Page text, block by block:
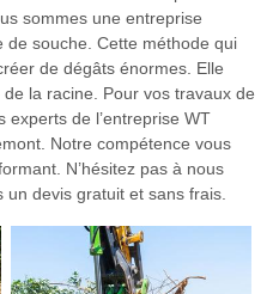
sommes une entreprise
de souche. Cette méthode qui
de dégâts énormes. Elle
la racine. Pour vos travaux de
experts de l’entreprise WT
Notre compétence vous
N’hésitez pas à nous
devis gratuit et sans frais.